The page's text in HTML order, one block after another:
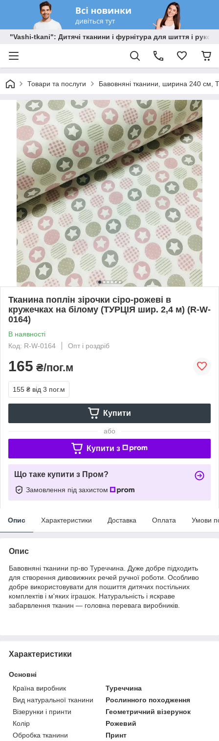
"Vashi-tkani": Дитячі тканини і фурнітура для шиття і
Товари та послуги Бавовняні тканини, ширина 240 см,
Тканина поплін зірочки сіро-рожеві в
кружечках на білому (ТУРЦІЯ шир. 2,4 м) (R-W-
0164)
В наявності
Код: R-W-0164
Опт і роздріб
165 ₴/пог.м
155 ₴ від 3 пог.м
Купити
або
Купити з
Що таке купити з Пром?
Замовлення під захистом
Опис Характеристики Доставка Оплата Умови
Опис
Бавовняні тканини пр-во Туреччина. Дуже добре підходить
для створення дивовижних речей ручної роботи. Особливо
добре використовувати для пошиття дитячих постільних
комплектів і м'яких іграшок. Натуральність і яскраве
забарвлення тканин — головна перевага виробників.
Характеристики
Основні
Країна виробник
Туреччина
Вид натуральної тканини
Рослинного походження
Візерунки і принти
Геометричний візерунок
Колір
Рожевий
Обробка тканини
Принт